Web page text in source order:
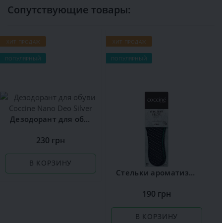
Сопутствующие товары:
ХИТ ПРОДАЖ
ПОПУЛЯРНЫЙ
Дезодорант для обуви Сoccine Nano Deo Silver
230 грн
В КОРЗИНУ
ХИТ ПРОДАЖ
ПОПУЛЯРНЫЙ
Стельки ароматизированные Сoccine Silver
190 грн
В КОРЗИНУ